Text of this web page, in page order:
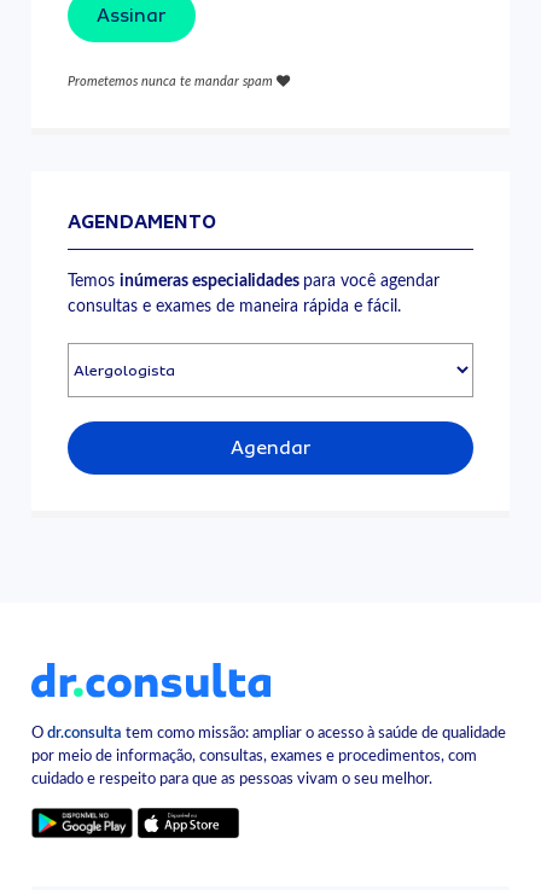
Assinar
Prometemos nunca te mandar spam
AGENDAMENTO
Temosinúmeras especialidades para você agendar
consultas e exames de maneira rápida e fácil.
Agendar
Odr.consulta tem como missão: ampliar o acesso à saúde de qualidade
por meio de informação, consultas, exames e procedimentos, com
cuidado e respeito para que as pessoas vivam o seu melhor.